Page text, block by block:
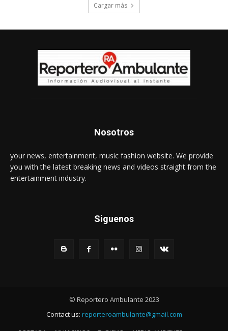
Cargar más
Nosotros
your news, entertainment, music fashion website. We provide
you with the latest breaking news and videos straight from the
entertainment industry.
Siguenos
© Reportero Ambulante 2023
Contact us: reporteroambulante@gmail.com